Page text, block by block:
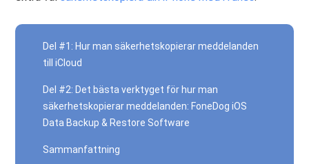
Del #1: Hur man säkerhetskopierar meddelanden
till iCloud
Del #2: Det bästa verktyget för hur man
säkerhetskopierar meddelanden: FoneDog iOS
Data Backup & Restore Software
Sammanfattning